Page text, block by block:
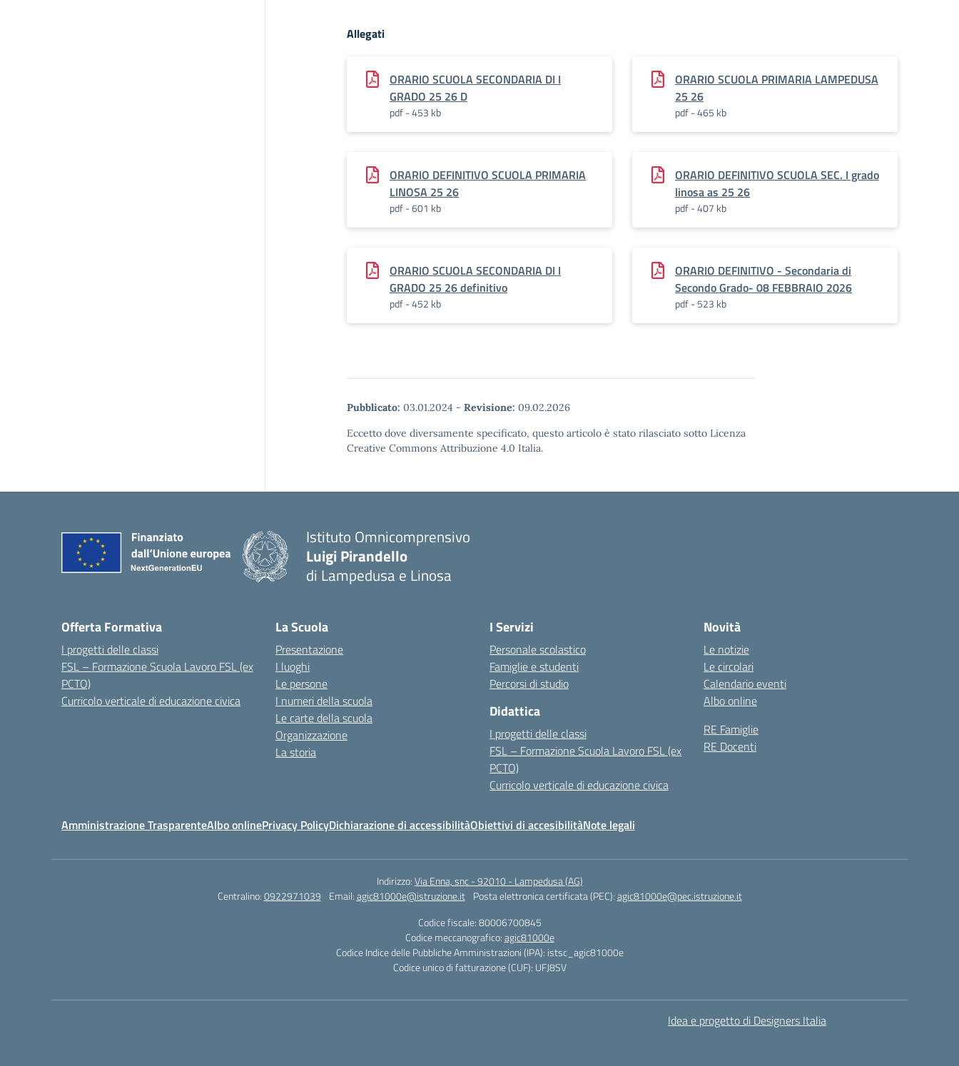
Allegati
ORARIO SCUOLA SECONDARIA DI I
GRADO 25 26 D
pdf - 453 kb
ORARIO SCUOLA PRIMARIA LAMPEDUSA
25 26
pdf - 465 kb
ORARIO DEFINITIVO SCUOLA PRIMARIA
LINOSA 25 26
pdf - 601 kb
ORARIO DEFINITIVO SCUOLA SEC. I grado
linosa as 25 26
pdf - 407 kb
ORARIO SCUOLA SECONDARIA DI I
GRADO 25 26 definitivo
pdf - 452 kb
ORARIO DEFINITIVO - Secondaria di
Secondo Grado- 08 FEBBRAIO 2026
pdf - 523 kb
Pubblicato: 03.01.2024 - Revisione: 09.02.2026
Eccetto dove diversamente specificato, questo articolo è stato rilasciato sotto Licenza
Creative Commons Attribuzione 4.0 Italia.
Istituto Omnicomprensivo
Luigi Pirandello
di Lampedusa e Linosa
Offerta Formativa
I progetti delle classi
FSL – Formazione Scuola Lavoro FSL (ex
PCTO)
Curricolo verticale di educazione civica
La Scuola
Presentazione
I luoghi
Le persone
I numeri della scuola
Le carte della scuola
Organizzazione
La storia
I Servizi
Personale scolastico
Famiglie e studenti
Percorsi di studio
Didattica
I progetti delle classi
FSL – Formazione Scuola Lavoro FSL (ex
PCTO)
Curricolo verticale di educazione civica
Novità
Le notizie
Le circolari
Calendario eventi
Albo online
RE Famiglie
RE Docenti
Amministrazione TrasparenteAlbo onlinePrivacy PolicyDichiarazione di accessibilitàObiettivi di accesibilitàNote legali
Indirizzo:Via Enna, snc - 92010 - Lampedusa (AG)
Centralino:0922971039 Email:agic81000e@istruzione.it Posta elettronica certificata (PEC):agic81000e@pec.istruzione.it
Codice fiscale: 80006700845
Codice meccanografico:agic81000e
Codice Indice delle Pubbliche Amministrazioni (IPA): istsc_agic81000e
Codice unico di fatturazione (CUF): UFJ8SV
Idea e progetto di Designers Italia